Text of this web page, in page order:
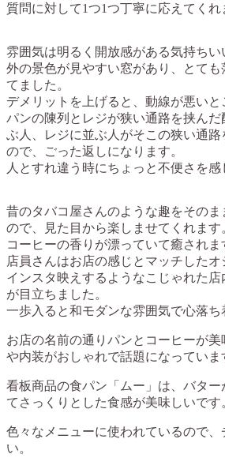
質問に対して1つ1つ丁寧に応えてくれ
雰囲気は明るく開放感がある気持ちい
外の景色が見やすい窓があり、とて
てました。
デメリットを上げると、動線が悪いと
パンの陳列とレジが狭い通路を挟ん
ぶ人、レジに並ぶ人がそこの狭い通
ので、ごった返しになります。
人とすれ違う時にちょっと不便さを感
昔のタバコ屋さんのような趣をその
ので、見た目から楽しませてくれます
コーヒーの香りが漂っていて癒されま
店員さんはお店の感じとマッチしたオ
インスタ映えするようなこじゃれた
が目立ちました。
一歩入ると和モダンな雰囲気で心落ち
お店の名前の通りパンとコーヒーが
や内装がおしゃれで話題になっていま
看板商品の食パン「ムー」は、バタ
てさっくりとした食感が美味しいです
色々なメニューに使われているので、
い。